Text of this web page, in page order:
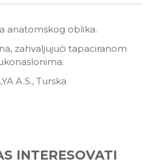
anatomskog oblika.
zahvaljujući tapaciranom
A.S., Turska
INTERESOVATI